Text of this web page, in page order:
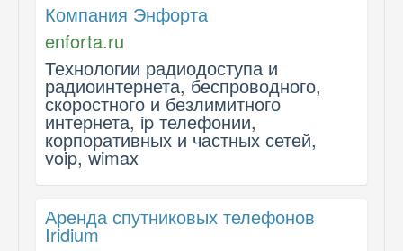
Компания Энфорта
enforta.ru
Технологии радиодоступа и
радиоинтернета, беспроводного,
скоростного и безлимитного
интернета, ip телефонии,
корпоративных и частных сетей,
voip, wimax
Аренда спутниковых телефонов
Iridium